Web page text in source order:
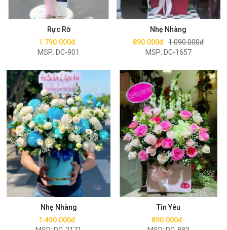
Rực Rỡ
1.790.000đ
MSP: DC-901
Mua ngay
Nhẹ Nhàng
890.000đ 1.090.000đ
MSP: DC-1657
Mua ngay
Nhẹ Nhàng
1.490.000đ
Mua ngay
Tin Yêu
890.000đ
Mua ngay